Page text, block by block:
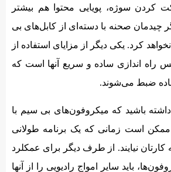
کردن سوژه، پویایی محتوا هم بیشتر
صحنه با دسته‌‌ای از کابل‌های بی
کرد. یکی دیگر از مزایای استفاده از
راه اندازی ساده و سریع آنها است که
ضبط می‌شوند.
داشته باشید که میکروفون‌های بی سیم با
ممکن است زمانی که یک برنامه طولانی
کارتان نیایند. از طرف دیگر برای عمکلرد
باید سایر امواج رادیویی را از آنها